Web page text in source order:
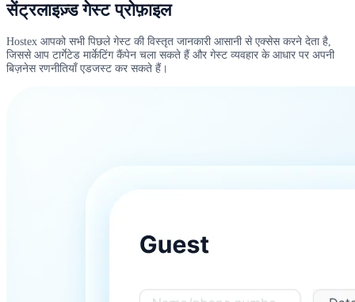
सेंट्रलाइज़्ड गेस्ट प्रोफ़ाइल
Hostex आपको सभी पिछले गेस्ट की विस्तृत जानकारी आसानी से एक्सेस करने देता है,
जिससे आप टार्गेटेड मार्केटिंग कैंपेन चला सकते हैं और गेस्ट व्यवहार के आधार पर अपनी
बिज़नेस रणनीतियाँ एडजस्ट कर सकते हैं।